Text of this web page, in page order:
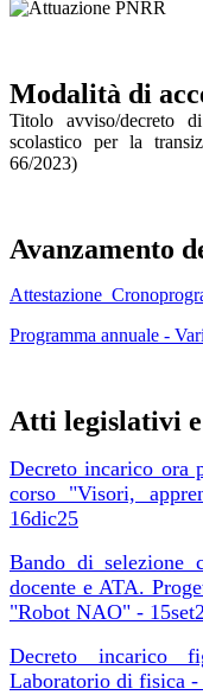
Modalità di
Titolo avviso/decreto
scolastico per la
66/2023)
Avanzamento
Programma annuale -
Atti legislativi
Decreto incarico ora
corso "Visori,
16dic25
Bando di selezione
docente e ATA.
"Robot NAO" -
Decreto incarico
Laboratorio di fisica -